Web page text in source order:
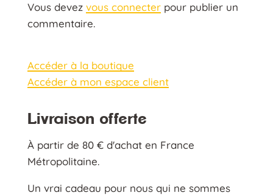
Vous devez vous connecterpour publier un
commentaire.
Accéder à la boutique
Accéder à mon espace client
Livraison offerte
À partir de 80 € d'achat en France
Métropolitaine.
Un vrai cadeau pour nous qui ne sommes